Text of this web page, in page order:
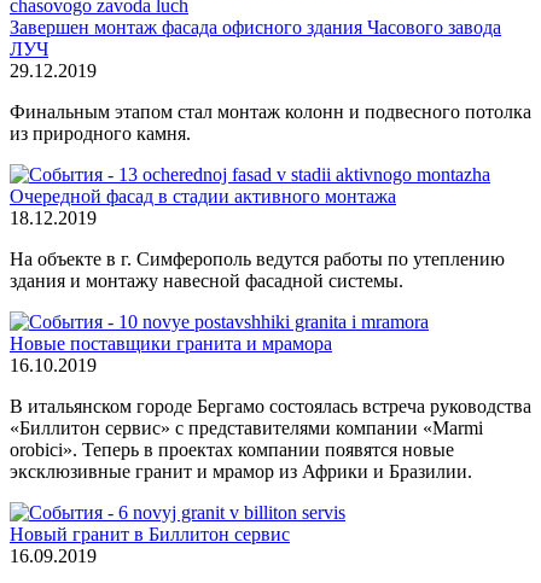
Завершен монтаж фасада офисного здания Часового завода
ЛУЧ
29.12.2019
Финальным этапом стал монтаж колонн и подвесного потолка
из природного камня.
Очередной фасад в стадии активного монтажа
18.12.2019
На объекте в г. Симферополь ведутся работы по утеплению
здания и монтажу навесной фасадной системы.
Новые поставщики гранита и мрамора
16.10.2019
В итальянском городе Бергамо состоялась встреча руководства
«Биллитон сервис» с представителями компании «Marmi
orobici». Теперь в проектах компании появятся новые
эксклюзивные гранит и мрамор из Африки и Бразилии.
Новый гранит в Биллитон сервис
16.09.2019